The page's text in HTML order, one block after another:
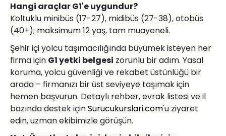
Hangi araçlar G1'e uygundur?
Koltuklu minibüs (17-27), midibüs (27-38), otobüs
(40+); maksimum 12 yaş, tam muayeneli.
Şehir içi yolcu taşımacılığında büyümek isteyen her
firma için G1 yetki belgesi zorunlu bir adım. Yasal
koruma, yolcu güvenliği ve rekabet üstünlüğü bir
arada – firmanızı bir üst seviyeye taşımak için
hemen başvurun. Detaylı rehber, evrak listesi ve il
bazında destek içinSurucukurslari.com'u ziyaret
edin, uzman ekibimizle görüşün.